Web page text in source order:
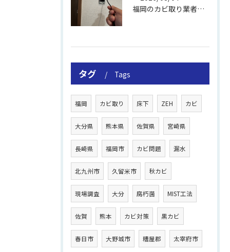
福岡のカビ取り業者おすすめの選び方と費用
タグ Tags
福岡 カビ取り 床下 ZEH カビ
大分県 熊本県 佐賀県 宮崎県
長崎県 福岡市 カビ問題 漏水
北九州市 久留米市 秋カビ
現場調査 大分 腐朽菌 MIST工法
佐賀 熊本 カビ対策 黒カビ
春日市 大野城市 糟屋郡 太宰府市